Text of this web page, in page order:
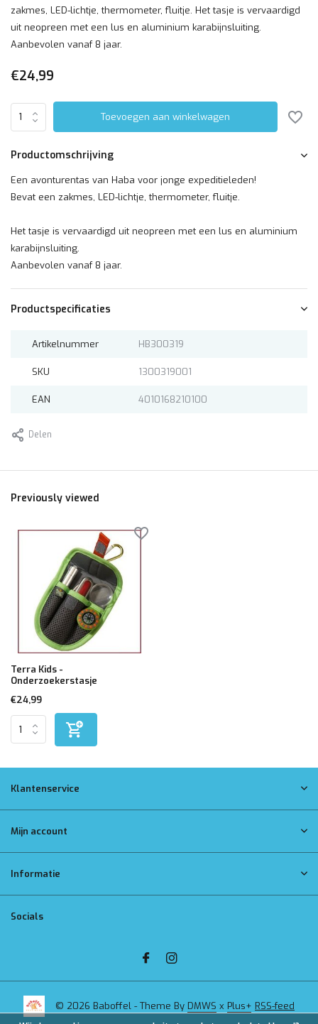
zakmes, LED-lichtje, thermometer, fluitje. Het tasje is vervaardigd
uit neopreen met een lus en aluminium karabijnsluiting.
Aanbevolen vanaf 8 jaar.
€24,99
Toevoegen aan winkelwagen
Productomschrijving
Een avonturentas van Haba voor jonge expeditieleden!
Bevat een zakmes, LED-lichtje, thermometer, fluitje.
Het tasje is vervaardigd uit neopreen met een lus en aluminium
karabijnsluiting.
Aanbevolen vanaf 8 jaar.
Productspecificaties
Artikelnummer HB300319
SKU 1300319001
EAN 4010168210100
Delen
Previously viewed
Terra Kids -
Onderzoekerstasje
€24,99
Klantenservice
Mijn account
Informatie
Socials
© 2026 Baboffel - Theme By DMWS x Plus+ RSS-feed